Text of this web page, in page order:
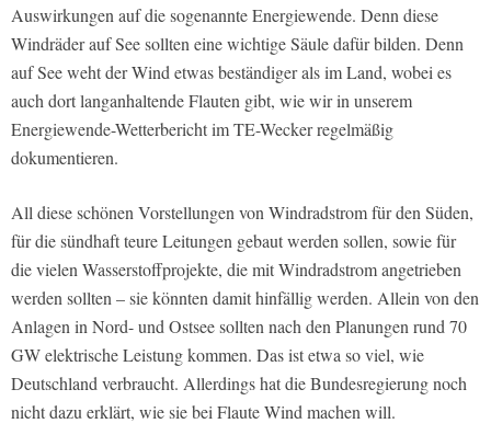
Auswirkungen auf die sogenannte Energiewende. Denn diese
Windräder auf See sollten eine wichtige Säule dafür bilden. Denn
auf See weht der Wind etwas beständiger als im Land, wobei es
auch dort langanhaltende Flauten gibt, wie wir in unserem
Energiewende-Wetterbericht im TE-Wecker regelmäßig
dokumentieren.
All diese schönen Vorstellungen von Windradstrom für den Süden,
für die sündhaft teure Leitungen gebaut werden sollen, sowie für
die vielen Wasserstoffprojekte, die mit Windradstrom angetrieben
werden sollten – sie könnten damit hinfällig werden. Allein von den
Anlagen in Nord- und Ostsee sollten nach den Planungen rund 70
GW elektrische Leistung kommen. Das ist etwa so viel, wie
Deutschland verbraucht. Allerdings hat die Bundesregierung noch
nicht dazu erklärt, wie sie bei Flaute Wind machen will.